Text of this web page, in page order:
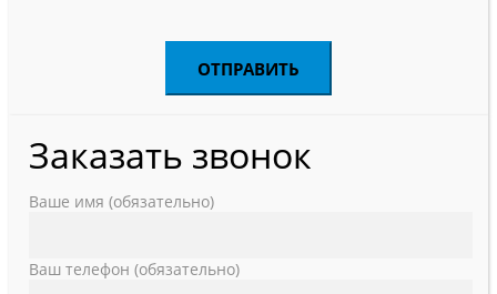
Заказать звонок
Ваше имя (обязательно)
Ваш телефон (обязательно)